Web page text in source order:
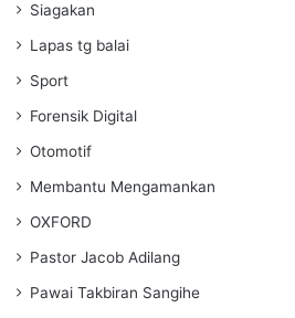
Siagakan
Lapas tg balai
Sport
Forensik Digital
Otomotif
Membantu Mengamankan
OXFORD
Pastor Jacob Adilang
Pawai Takbiran Sangihe